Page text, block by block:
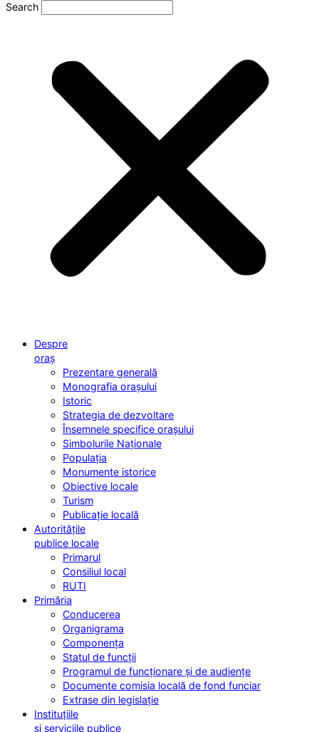
Search
Despre
oraș
Prezentare generală
Monografia orașului
Istoric
Strategia de dezvoltare
Însemnele specifice orașului
Simbolurile Naționale
Populația
Monumente istorice
Obiective locale
Turism
Publicație locală
Autoritățile
publice locale
Primarul
Consiliul local
RUTI
Primăria
Conducerea
Organigrama
Componența
Statul de funcții
Programul de funcționare și de audiențe
Documente comisia locală de fond funciar
Extrase din legislație
Instituțiile
și serviciile publice